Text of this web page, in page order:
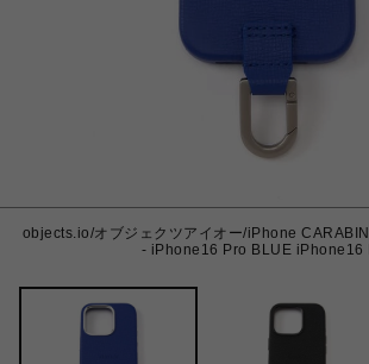
objects.io/オブジェクツアイオー/iPhone
- iPhone16 Pro BLUE iPhone16